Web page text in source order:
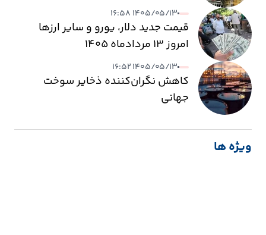
۱۴۰۵/۰۵/۱۳ ۱۶:۵۸
قیمت جدید دلار، یورو و سایر ارزها
امروز ۱۳ مردادماه ۱۴۰۵
۱۴۰۵/۰۵/۱۳ ۱۶:۵۲
کاهش نگران‌کننده ذخایر سوخت
جهانی
ویژه ها